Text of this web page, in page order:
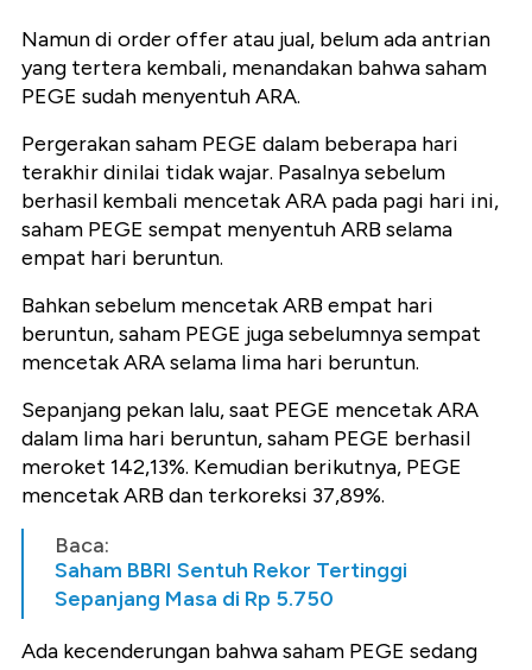
Namun di order offer atau jual, belum ada antrian
yang tertera kembali, menandakan bahwa saham
PEGE sudah menyentuh ARA.
Pergerakan saham PEGE dalam beberapa hari
terakhir dinilai tidak wajar. Pasalnya sebelum
berhasil kembali mencetak ARA pada pagi hari ini,
saham PEGE sempat menyentuh ARB selama
empat hari beruntun.
Bahkan sebelum mencetak ARB empat hari
beruntun, saham PEGE juga sebelumnya sempat
mencetak ARA selama lima hari beruntun.
Sepanjang pekan lalu, saat PEGE mencetak ARA
dalam lima hari beruntun, saham PEGE berhasil
meroket 142,13%. Kemudian berikutnya, PEGE
mencetak ARB dan terkoreksi 37,89%.
Baca:
Saham BBRI Sentuh Rekor Tertinggi
Sepanjang Masa di Rp 5.750
Ada kecenderungan bahwa saham PEGE sedang